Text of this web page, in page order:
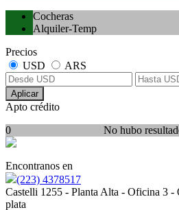
Cocheras
Alquiler-Temp
Precios
USD
ARS
Aplicar
Apto crédito
No hubo
0
Encontranos en
(223) 4378517
Castelli 1255 - Planta Alta - Oficina 3 -
plata